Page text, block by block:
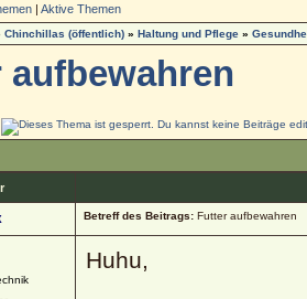
|Aktive Themen
Chinchillas (öffentlich) »Haltung und Pflege »
aufbewahren
Betreff des Beitrags: Futter aufbewahren
Huhu,